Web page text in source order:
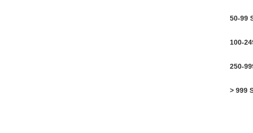
50-99
100-
250-
> 999